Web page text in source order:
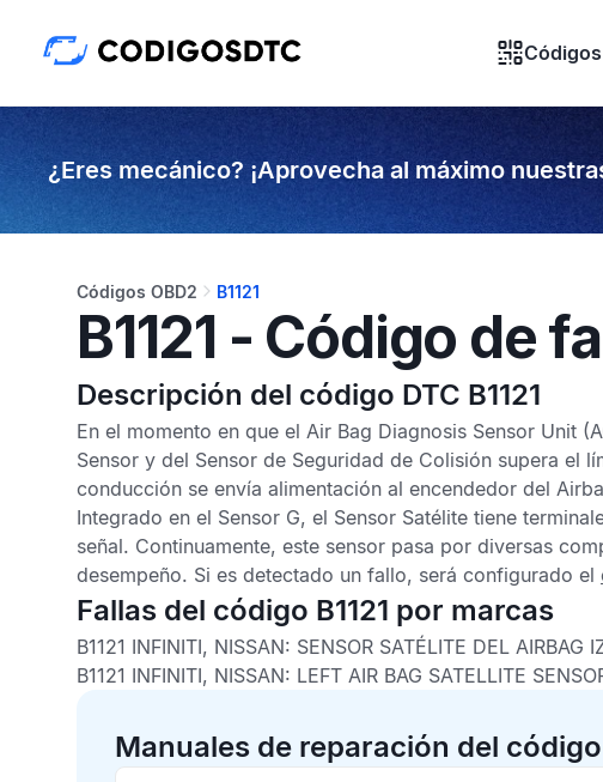
¿Eres mecánico? ¡Aprovecha al máximo
Códigos OBD2 B1121
B1121 - Código de
Descripción del código DTC B1121
En el momento en que el Air Bag Diagnosis Sensor Unit
Sensor y del Sensor de Seguridad de Colisión supera el
conducción se envía alimentación al encendedor del
Integrado en el Sensor G, el Sensor Satélite tiene
señal. Continuamente, este sensor pasa por diversas
desempeño. Si es detectado un fallo, será configurado el
Fallas del código B1121 por marcas
B1121 INFINITI, NISSAN: SENSOR SATÉLITE DEL AIRBAG
B1121 INFINITI, NISSAN: LEFT AIR BAG SATELLITE
Manuales de reparación del código